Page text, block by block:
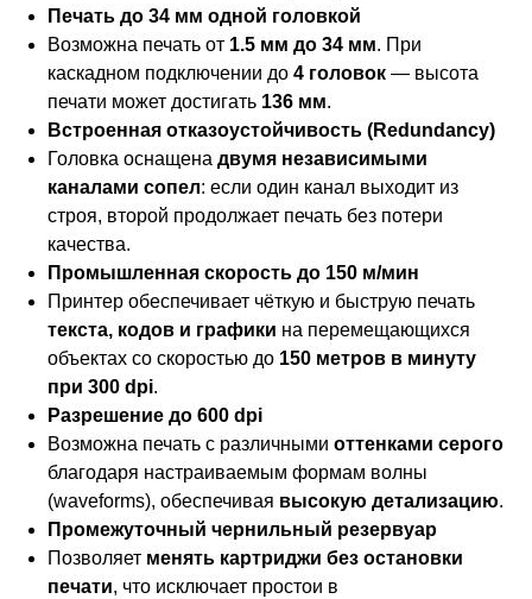
Печать до 34 мм одной головкой
Возможна печать от 1.5 мм до 34 мм. При
каскадном подключении до 4 головок — высота
печати может достигать 136 мм.
Встроенная отказоустойчивость (Redundancy)
Головка оснащена двумя независимыми
каналами сопел: если один канал выходит из
строя, второй продолжает печать без потери
качества.
Промышленная скорость до 150 м/мин
Принтер обеспечивает чёткую и быструю печать
текста, кодов и графики на перемещающихся
объектах со скоростью до 150 метров в минуту
при 300 dpi.
Разрешение до 600 dpi
Возможна печать с различными оттенками серого
благодаря настраиваемым формам волны
(waveforms), обеспечивая высокую детализацию.
Промежуточный чернильный резервуар
Позволяет менять картриджи без остановки
печати, что исключает простои в